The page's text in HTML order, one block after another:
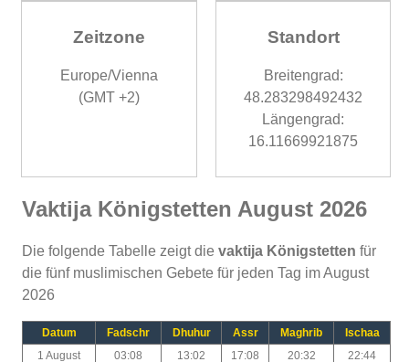
Zeitzone
Europe/Vienna
(GMT +2)
Standort
Breitengrad:
48.283298492432
Längengrad:
16.11669921875
Vaktija Königstetten August 2026
Die folgende Tabelle zeigt die vaktija Königstetten für
die fünf muslimischen Gebete für jeden Tag im August
2026
Datum Fadschr Dhuhur Assr Maghrib
Ischaa
1 August
03:08 13:02 17:08 20:32
22:44